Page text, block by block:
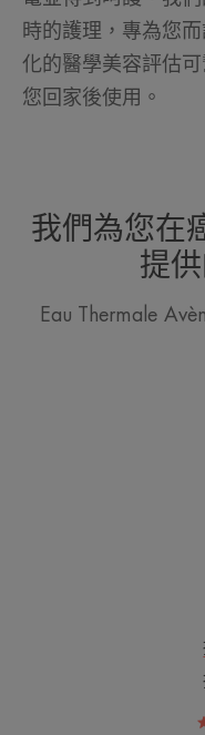
時的護理，專為您
化的醫學美容評估
您回家後使用。
我們為您在
提
Eau Thermale